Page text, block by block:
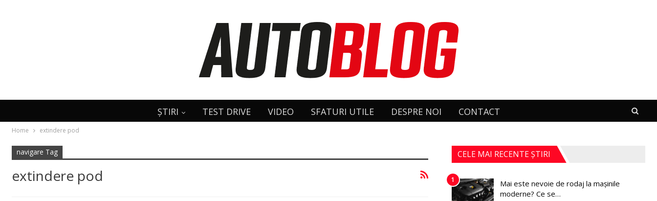
ȘTIRI TEST DRIVE VIDEO SFATURI UTILE DESPRE NOI CONTACT
Home extindere pod
navigare Tag
extindere pod
CELE MAI RECENTE ȘTIRI
1
Mai este nevoie de rodaj la mașinile
moderne? Ce se…